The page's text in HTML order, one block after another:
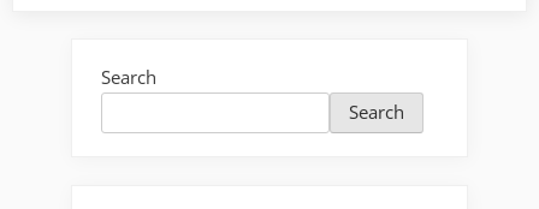
Search
Search